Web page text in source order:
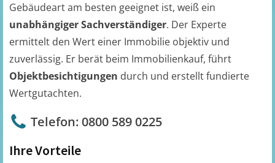
Gebäudeart am besten geeignet ist, weiß ein
unabhängiger Sachverständiger. Der Experte
ermittelt den Wert einer Immobilie objektiv und
zuverlässig. Er berät beim Immobilienkauf, führt
Objektbesichtigungen durch und erstellt fundierte
Wertgutachten.
Telefon: 0800 589 0225
Ihre Vorteile